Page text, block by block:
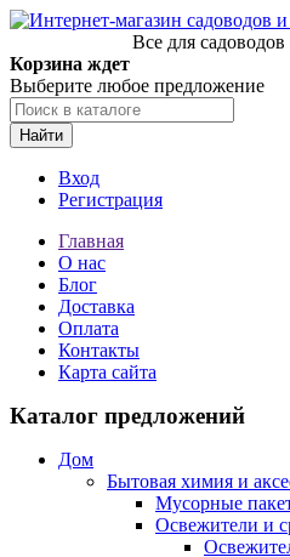
Все для
Корзина ждет
Выберите любое предложение
Найти
Вход
Регистрация
Главная
О нас
Блог
Доставка
Оплата
Контакты
Карта сайта
Каталог предложений
Дом
Бытовая химия и
Мусорные
Освежители и